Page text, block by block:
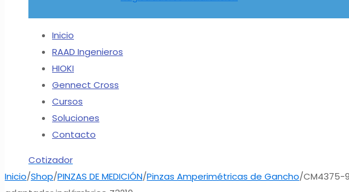
Inicio
RAAD Ingenieros
HIOKI
Gennect Cross
Cursos
Soluciones
Contacto
Cotizador
Inicio/Shop/PINZAS DE MEDICIÓN/Pinzas Amperimétricas de Gancho/CM4375-